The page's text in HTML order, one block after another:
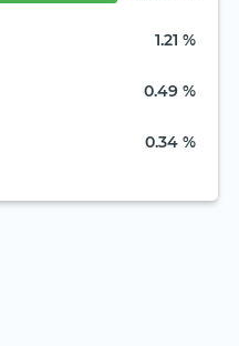
1.21 %
0.49 %
0.34 %